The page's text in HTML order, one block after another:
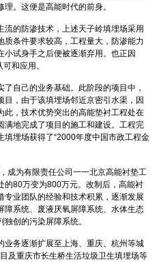
。这便是高能时代的前身。
的防渗技术，上述天子岭填埋场采用
条件要求较高，工程量大，防渗能力
试身手之后便被逐渐弃用。也正因
和应用。
自己的业务基础。此阶段的项目中，
目，由于该填埋场邻近京密引水渠，因
此，技术优势突出的高能垫衬工程处在
满地完成了项目的施工和建设。工程完
埋场获得了“2000年度中国市政工程金
成为有限责任公司一一北京高能衬垫工
的80万变为800万元。改制后，高能衬
业团队的经验和技术积累，逐渐发展
障系统、废液厌氧屏障系统、水体生态
创的污染屏障系统。
业务逐渐扩展至上海、重庆、杭州等城
及重庆市长生桥生活垃圾卫生填埋场等